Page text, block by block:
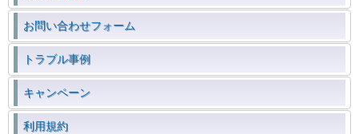
お問い合わせフォーム
トラブル事例
キャンペーン
利用規約